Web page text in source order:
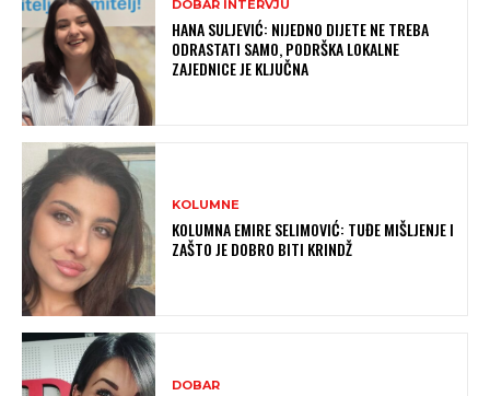
DOBAR INTERVJU
HANA SULJEVIĆ: NIJEDNO DIJETE NE TREBA
ODRASTATI SAMO, PODRŠKA LOKALNE
ZAJEDNICE JE KLJUČNA
KOLUMNE
KOLUMNA EMIRE SELIMOVIĆ: TUĐE MIŠLJENJE I
ZAŠTO JE DOBRO BITI KRINDŽ
DOBAR